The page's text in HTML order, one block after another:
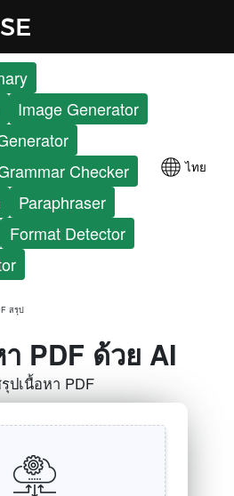
Image Generator
Checker
Paraphraser
Format Detector
ไทย
สรุป
PDF ด้วย AI
ปเนื้อหา PDF